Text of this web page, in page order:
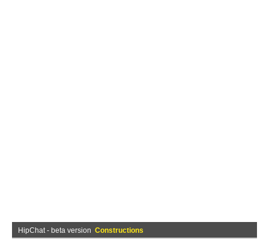
HipChat - beta version Constructions